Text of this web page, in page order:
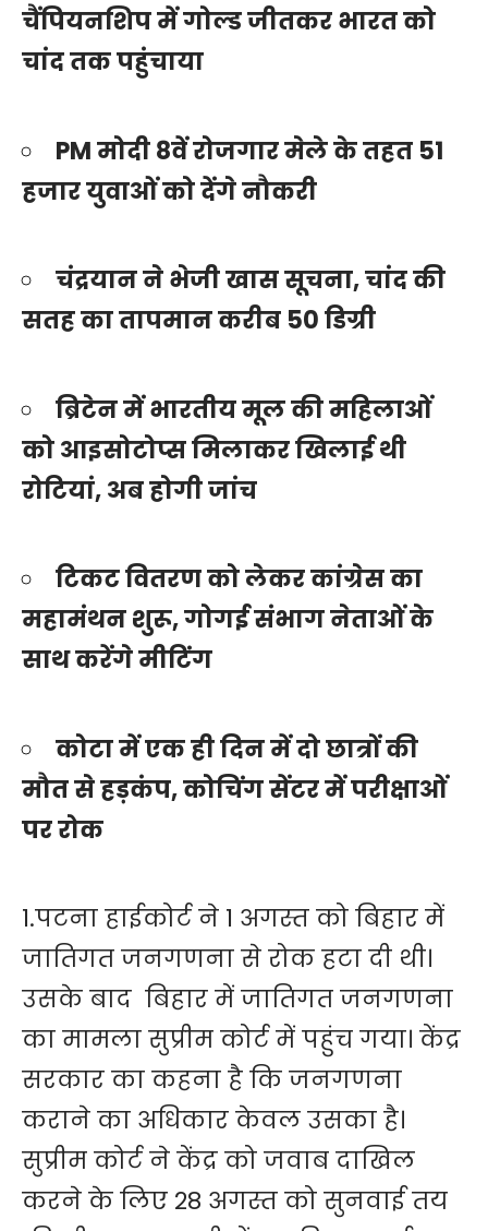
चैंपियनशिप में गोल्ड जीतकर भारत को
चांद तक पहुंचाया
PM मोदी 8वें रोजगार मेले के तहत 51
हजार युवाओं को देंगे नौकरी
चंद्रयान ने भेजी खास सूचना, चांद की
सतह का तापमान करीब 50 डिग्री
ब्रिटेन में भारतीय मूल की महिलाओं
को आइसोटोप्स मिलाकर खिलाई थी
रोटियां, अब होगी जांच
टिकट वितरण को लेकर कांग्रेस का
महामंथन शुरू, गोगई संभाग नेताओं के
साथ करेंगे मीटिंग
कोटा में एक ही दिन में दो छात्रों की
मौत से हड़कंप, कोचिंग सेंटर में परीक्षाओं
पर रोक
1.पटना हाईकोर्ट ने 1 अगस्त को बिहार में
जातिगत जनगणना से रोक हटा दी थी।
उसके बाद बिहार में जातिगत जनगणना
का मामला सुप्रीम कोर्ट में पहुंच गया। केंद्र
सरकार का कहना है कि जनगणना
कराने का अधिकार केवल उसका है।
सुप्रीम कोर्ट ने केंद्र को जवाब दाखिल
करने के लिए 28 अगस्त को सुनवाई तय